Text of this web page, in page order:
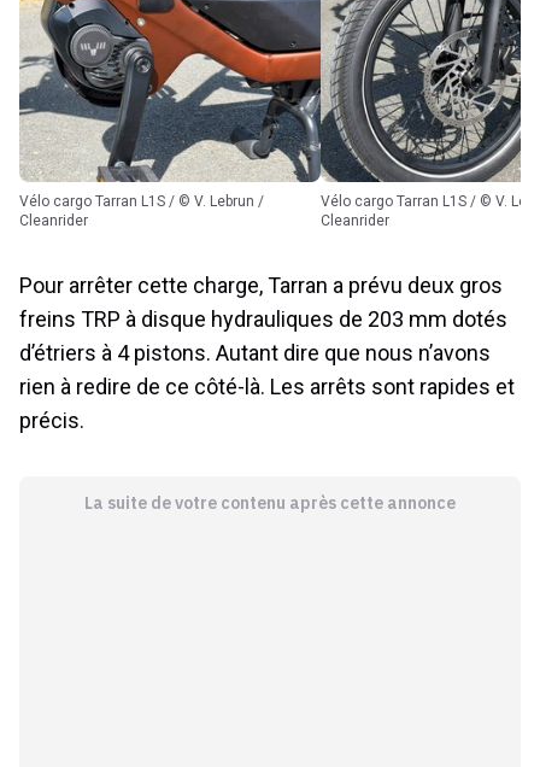
Vélo cargo Tarran L1S / © V. Lebrun /
Cleanrider
Vélo cargo Tarran L1S / © V. Lebrun /
Cleanrider
Pour arrêter cette charge, Tarran a prévu deux gros
freins TRP à disque hydrauliques de 203 mm dotés
d’étriers à 4 pistons. Autant dire que nous n’avons
rien à redire de ce côté-là. Les arrêts sont rapides et
précis.
La suite de votre contenu après cette annonce